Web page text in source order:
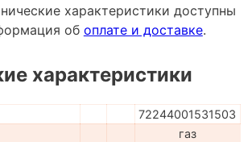
характеристики доступны
об оплате и доставке.
характеристики
72244001531503
газ